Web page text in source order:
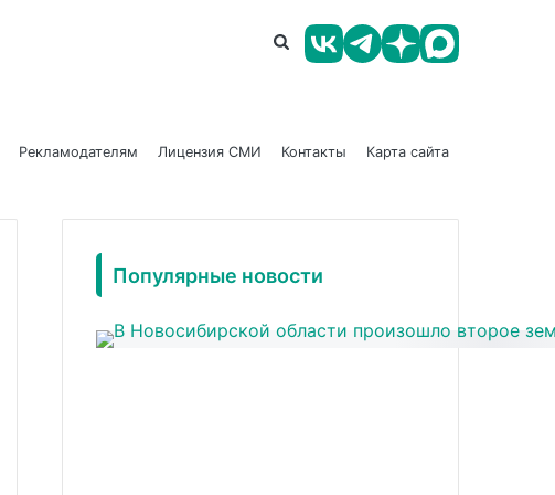
Рекламодателям Лицензия СМИ Контакты Карта сайта
Популярные новости